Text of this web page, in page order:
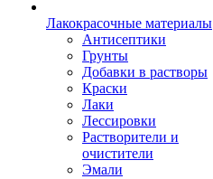
Лакокрасочные материалы
Антисептики
Грунты
Добавки в растворы
Краски
Лаки
Лессировки
Растворители и
очистители
Эмали